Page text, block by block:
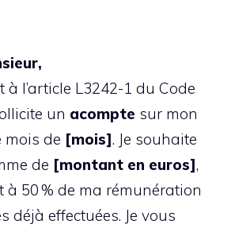
à l’article L3242-1 du Code
un acompte sur mon
mois de [mois]. Je souhaite
de [montant en euros],
50 % de ma rémunération
déjà effectuées. Je vous